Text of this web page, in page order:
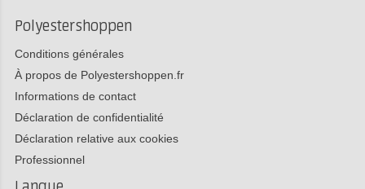
Polyestershoppen
Conditions générales
À propos de Polyestershoppen.fr
Informations de contact
Déclaration de confidentialité
Déclaration relative aux cookies
Professionnel